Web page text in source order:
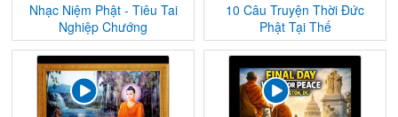
Nhạc Niệm Phật - Tiêu Tai
Nghiệp Chướng
10 Câu Truyện Thời Đức
Phật Tại Thế